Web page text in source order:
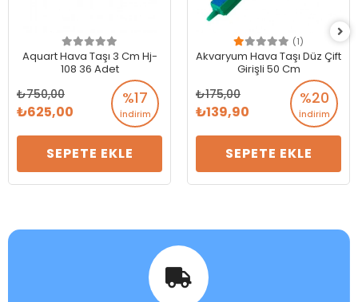
Aquart Hava Taşı 3 Cm Hj-
108 36 Adet
%17
İndirim
750,00
625,00
SEPETE EKLE
(1)
Akvaryum Hava Taşı Düz Çift
Girişli 50 Cm
%20
İndirim
175,00
139,90
SEPETE EKLE